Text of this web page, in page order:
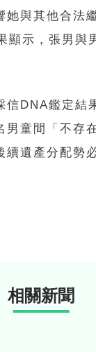
與其他合法
顯示，張男與
信DNA鑑定結
男童間「不存
續遺產分配勢
相關新聞